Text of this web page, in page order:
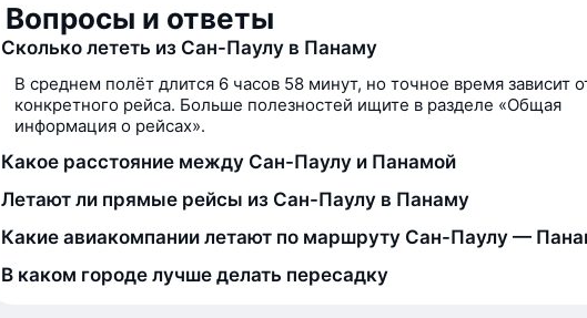
Вопросы и ответы
Сколько лететь из Сан-Паулу в Панаму
В среднем полёт длится 6 часов 58 минут, но точное время зависит
конкретного рейса. Больше полезностей ищите в разделе «Общая
информация о рейсах».
Какое расстояние между Сан-Паулу и Панамой
Летают ли прямые рейсы из Сан-Паулу в Панаму
Какие авиакомпании летают по маршруту Сан-Паулу —
В каком городе лучше делать пересадку